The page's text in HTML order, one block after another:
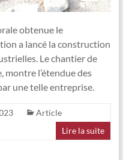
obtenue le
a lancé la construction
Le chantier de
montre l’étendue des
une telle entreprise.
Article
Lire la suite